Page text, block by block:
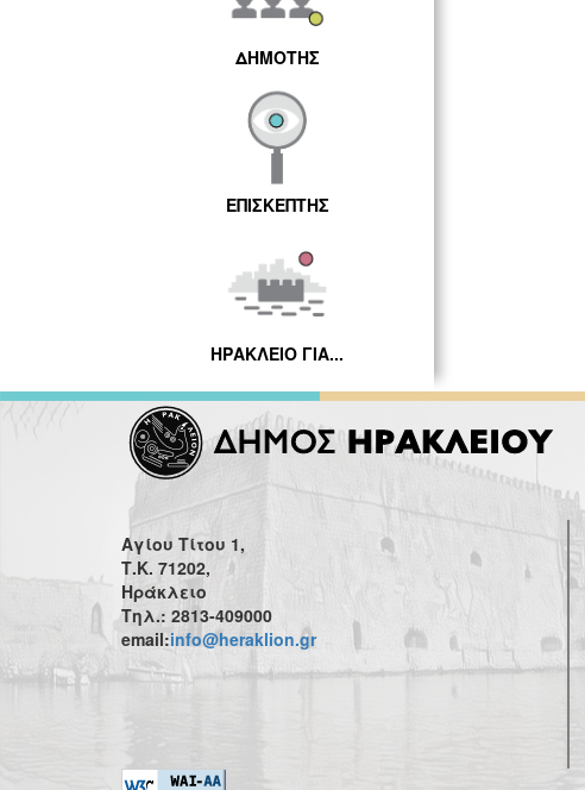
ΔΗΜΟΤΗΣ
ΕΠΙΣΚΕΠΤΗΣ
ΗΡΑΚΛΕΙΟ ΓΙΑ...
Αγίου Τίτου 1,
Τ.Κ. 71202,
Ηράκλειο
Τηλ.: 2813-409000
email:info@heraklion.gr